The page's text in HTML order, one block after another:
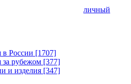
личный
в России [1707]
за рубежом [377]
и изделия [347]